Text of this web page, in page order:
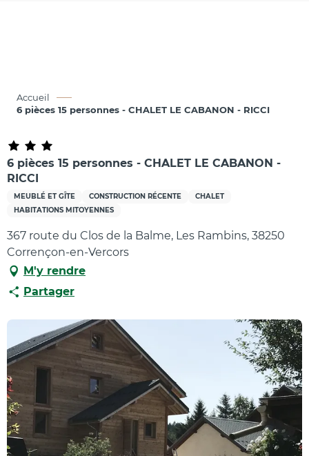
Accueil
6 pièces 15 personnes - CHALET LE CABANON - RICCI
6 pièces 15 personnes - CHALET LE CABANON -
RICCI
MEUBLÉ ET GÎTE CONSTRUCTION RÉCENTE
CHALET
HABITATIONS MITOYENNES
367 route du Clos de la Balme, Les Rambins, 38250
Corrençon-en-Vercors
M'y rendre
Partager